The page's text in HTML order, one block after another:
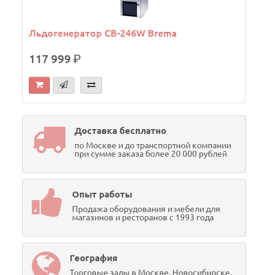
Льдогенератор СВ-246W Brema
117 999р.
Доставка бесплатно
по Москве и до транспортной компании
при сумме заказа более 20 000 рублей
Опыт работы
Продажа оборудования и мебели для
магазинов и ресторанов с 1993 года
География
Торговые залы в Москве, Новосибирске,